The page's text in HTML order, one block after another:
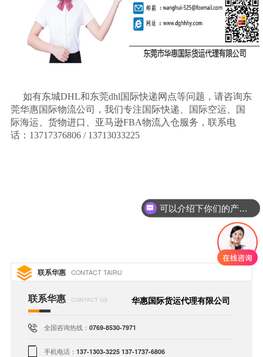
如有东城DHL和东莞dhl国际快递网点等问题，请咨询东
莞华惠国际物流公司，我们专注国际快递、国际空运、国
际海运、货物进口、亚马逊FBA物流入仓服务，联系电
话： 13717376806 / 13713033225
联系华惠 CONTACT TAIRU
联系华惠 CONTACT US 华惠国际货运代理有限公司
全国咨询热线：0769-8530-7971
手机电话：137-1303-3225 137-1737-6806
可以介绍下你们的产品么